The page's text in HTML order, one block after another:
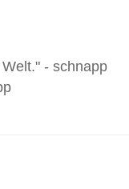
- schnapp